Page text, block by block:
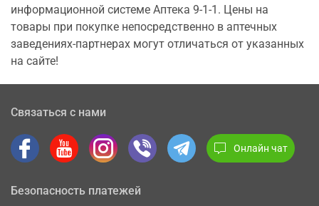
информационной системе Аптека 9-1-1. Цены на
товары при покупке непосредственно в аптечных
заведениях-партнерах могут отличаться от указанных
на сайте!
Связаться с нами
Онлайн чат
Безопасность платежей